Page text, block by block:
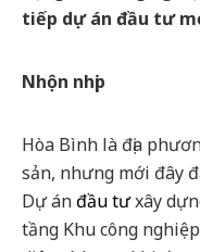
tiếp dự án đầu tư
Nhộn nhịp
Hòa Bình là địa
sản, nhưng mới đây
Dự ánđầu tưxây
tầng Khu công